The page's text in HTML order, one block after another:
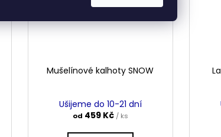
Mušelínové kalhoty SNOW
Ušijeme do 10-21 dní
od 459 Kč / ks